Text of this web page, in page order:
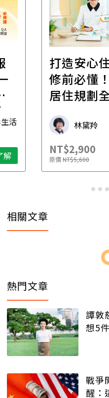
活
解
打造安心
修前必懂
居住規劃
林黛羚
NT$2,900
原價NT$5,600
相關文章
熱門文章
譚敦
想5
戰爭
醒：